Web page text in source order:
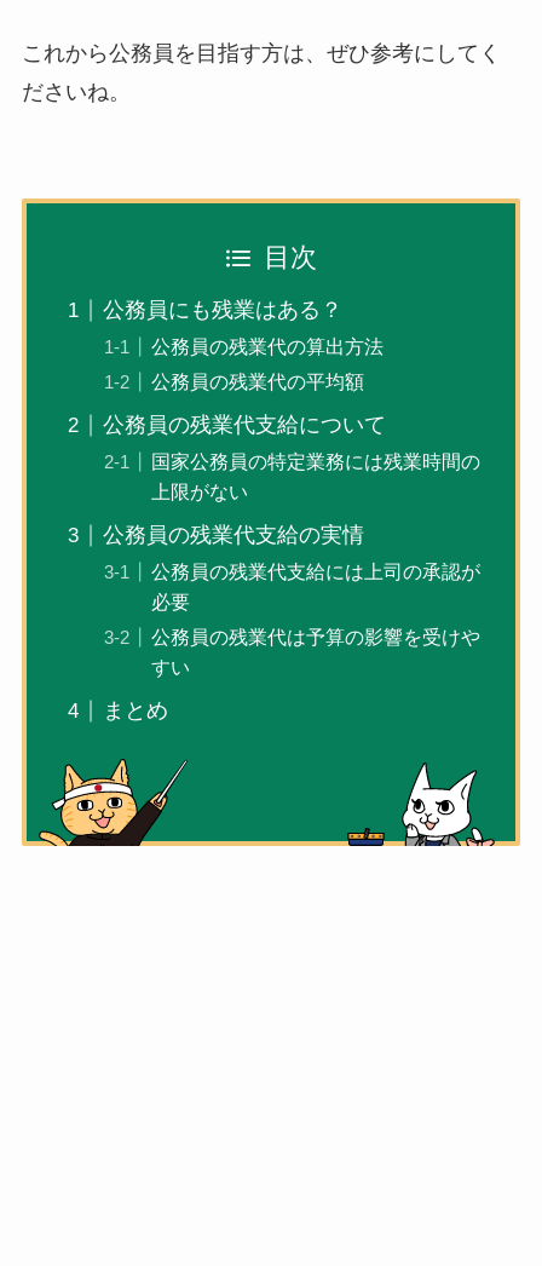
これから公務員を目指す方は、ぜひ参考にしてく
ださいね。
目次
公務員にも残業はある？
公務員の残業代の算出方法
公務員の残業代の平均額
公務員の残業代支給について
国家公務員の特定業務には残業時間の
上限がない
公務員の残業代支給の実情
公務員の残業代支給には上司の承認が
必要
公務員の残業代は予算の影響を受けや
すい
まとめ